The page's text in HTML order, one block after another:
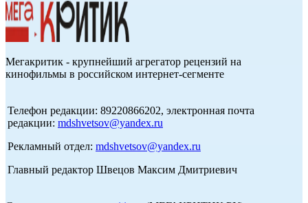
Мегакритик - крупнейший агрегатор рецензий на
кинофильмы в российском интернет-сегменте
Телефон редакции: 89220866202, электронная почта
редакции: mdshvetsov@yandex.ru
Рекламный отдел: mdshvetsov@yandex.ru
Главный редактор Швецов Максим Дмитриевич